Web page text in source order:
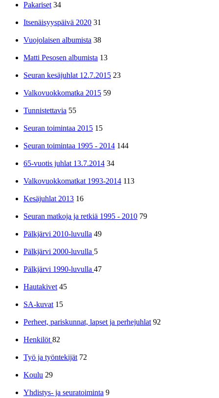
Pakariset 34
Itsenäisyyspäivä 2020 31
Vuojolaisen albumista 38
Matti Pesosen albumista 13
Seuran kesäjuhlat 12.7.2015 23
Valkovuokkomatka 2015 59
Tunnistettavia 55
Seuran toimintaa 2015 15
Seuran toimintaa 1995 - 2014 144
65-vuotis juhlat 13.7.2014 34
Valkovuokkomatkat 1993-2014 113
Kesäjuhlat 2013 16
Seuran matkoja ja retkiä 1995 - 2010 79
Pälkjärvi 2010-luvulla 49
Pälkjärvi 2000-luvulla 5
Pälkjärvi 1990-luvulla 47
Hautakivet 45
SA-kuvat 15
Perheet, pariskunnat, lapset ja perhejuhlat 92
Henkilöt82
Työ ja työntekijät 72
Koulu 29
Yhdistys- ja seuratoiminta 9